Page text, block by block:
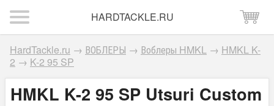
HARDTACKLE.RU
HardTackle.ru → ВОБЛЕРЫ → Воблеры HMKL → HMKL K-
2 → K-2 95 SP
HMKL K-2 95 SP Utsuri Custom